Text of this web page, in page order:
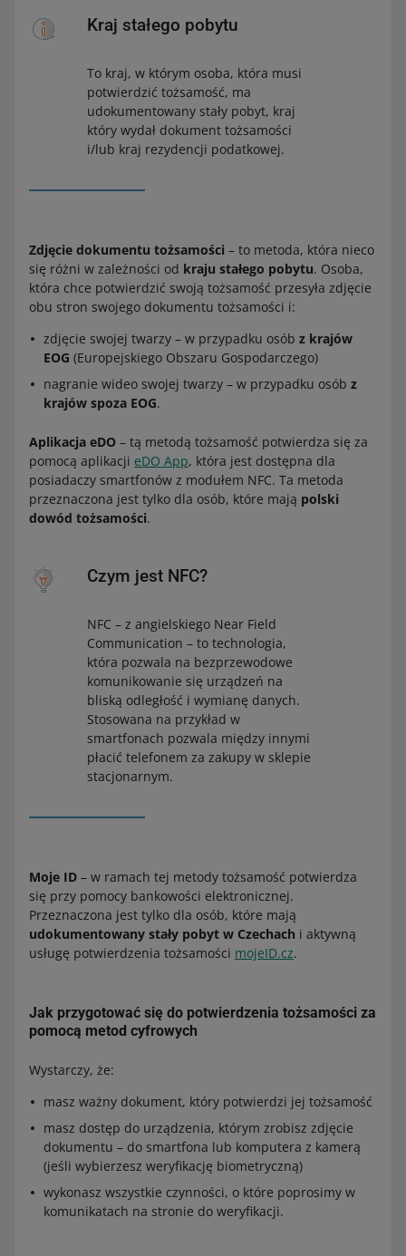
Kraj stałego pobytu
To kraj, w którym osoba, która musi
potwierdzić tożsamość, ma
udokumentowany stały pobyt, kraj
który wydał dokument tożsamości
i/lub kraj rezydencji podatkowej.
Zdjęcie dokumentu tożsamości – to metoda, która nieco
się różni w zależności od kraju stałego pobytu. Osoba,
która chce potwierdzić swoją tożsamość przesyła zdjęcie
obu stron swojego dokumentu tożsamości i:
zdjęcie swojej twarzy – w przypadku osób z krajów
EOG (Europejskiego Obszaru Gospodarczego)
nagranie wideo swojej twarzy – w przypadku osób z
krajów spoza EOG.
Aplikacja eDO – tą metodą tożsamość potwierdza się za
pomocą aplikacji eDO App, która jest dostępna dla
posiadaczy smartfonów z modułem NFC. Ta metoda
przeznaczona jest tylko dla osób, które mają polski
dowód tożsamości.
Czym jest NFC?
NFC – z angielskiego Near Field
Communication – to technologia,
która pozwala na bezprzewodowe
komunikowanie się urządzeń na
bliską odległość i wymianę danych.
Stosowana na przykład w
smartfonach pozwala między innymi
płacić telefonem za zakupy w sklepie
stacjonarnym.
Moje ID – w ramach tej metody tożsamość potwierdza
się przy pomocy bankowości elektronicznej.
Przeznaczona jest tylko dla osób, które mają
udokumentowany stały pobyt w Czechach i aktywną
usługę potwierdzenia tożsamości mojeID.cz.
Jak przygotować się do potwierdzenia tożsamości za
pomocą metod cyfrowych
Wystarczy, że:
masz ważny dokument, który potwierdzi jej tożsamość
masz dostęp do urządzenia, którym zrobisz zdjęcie
dokumentu – do smartfona lub komputera z kamerą
(jeśli wybierzesz weryfikację biometryczną)
wykonasz wszystkie czynności, o które poprosimy w
komunikatach na stronie do weryfikacji.